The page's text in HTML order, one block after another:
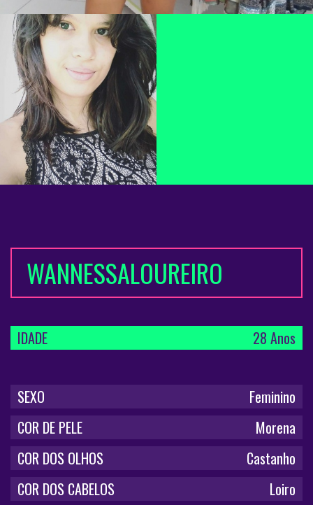
WANNESSALOUREIRO
IDADE 28 Anos
SEXO
Feminino
COR DE PELE
Morena
COR DOS OLHOS
Castanho
COR DOS CABELOS
Loiro